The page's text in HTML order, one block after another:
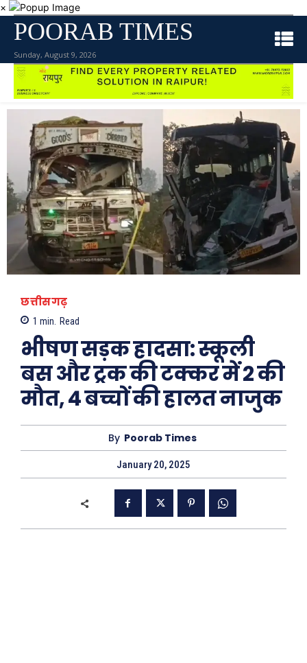
×
POORAB TIMES
Sunday, August 9, 2026
छत्तीसगढ़
1 min. Read
भीषण सड़क हादसा: स्कूली
बस और ट्रक की टक्कर में 2 की
मौत, 4 बच्चों की हालत नाजुक
By Poorab Times
January 20, 2025